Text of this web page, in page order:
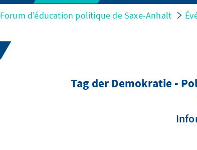
Forum d'éducation politique de Saxe-Anhalt
Tag der Demokratie -